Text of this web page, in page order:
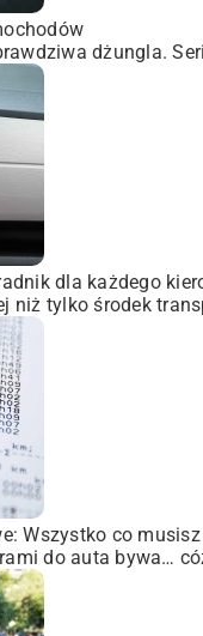
dżungla.
dla każdego
niż tylko środek
Wszystko co
do auta bywa…